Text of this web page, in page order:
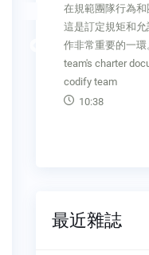
Previous
在規範團隊行為和
這是訂定規矩和
作非常重要的一環
team's charter
codify team
10:38
最近雜誌